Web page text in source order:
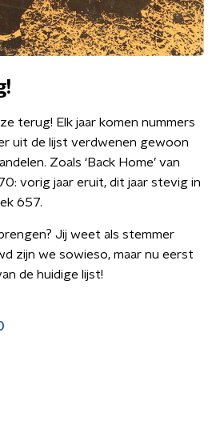
terug! Elk jaar komen nummers
uit de lijst verdwenen gewoon
Zoals ‘Back Home’ van
vorig jaar eruit, dit jaar stevig in
657.
Jij weet als stemmer
zijn we sowieso, maar nu eerst
de huidige lijst!